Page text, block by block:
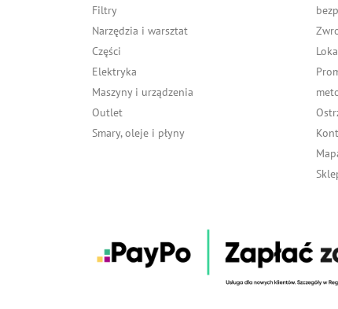
Filtry
Narzędzia i warsztat
Części
Elektryka
Maszyny i urządzenia
Outlet
Smary, oleje i płyny